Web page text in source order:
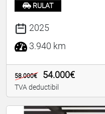
RULAT
2025
3.940 km
58.000€ 54.000€
TVA deductibil